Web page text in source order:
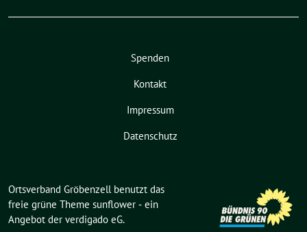
Spenden
Kontakt
Impressum
Datenschutz
Ortsverband Gröbenzell benutzt das
freie grüne Theme sunflower ‐ ein
Angebot der verdigado eG.